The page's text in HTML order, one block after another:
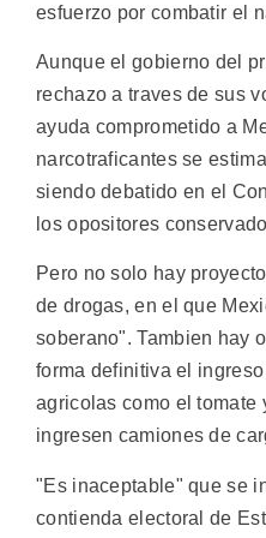
esfuerzo por combatir el
Aunque el gobierno del
rechazo a traves de sus
ayuda comprometido a
narcotraficantes se
siendo debatido en el
los opositores
Pero no solo hay
de drogas, en el que
soberano". Tambien hay
forma definitiva el
agricolas como el tomate
ingresen camiones de
"Es inaceptable" que se
contienda electoral de